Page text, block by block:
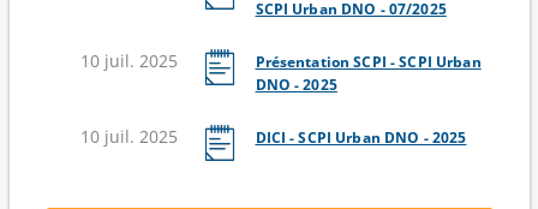
SCPI Urban DNO - 07/2025
10 juil. 2025
Présentation SCPI - SCPI Urban
DNO - 2025
10 juil. 2025 DICI - SCPI Urban DNO - 2025